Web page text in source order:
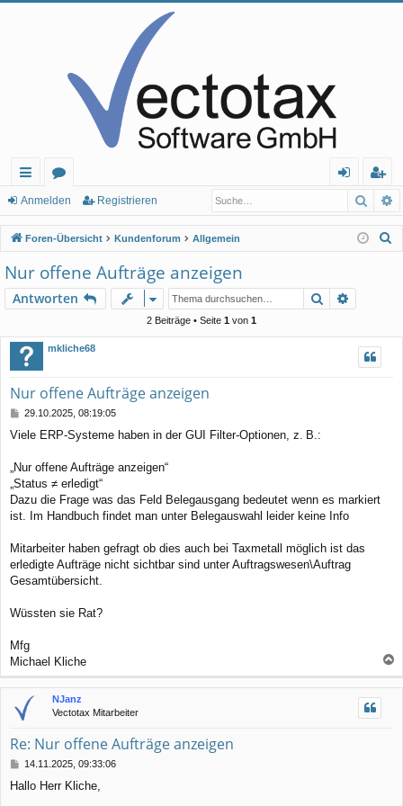
ch
ne
llz
ug
rif
f
or
en
m
el
n
eg
ist
rie
Anmelden Registrieren
Foren-Übersicht Kundenforum Allgemein
Nur offene Aufträge anzeigen
Antworten Suche
2 Beiträge • Seite 1 von 1
mkliche68
Nur offene Aufträge anzeigen
B
i
r
a
29.10.2025, 08:19:05
Viele ERP-Systeme haben in der GUI Filter-Optionen, z. B.:
„Nur offene Aufträge anzeigen“
„Status ≠ erledigt“
Dazu die Frage was das Feld Belegausgang bedeutet wenn es markiert
ist. Im Handbuch findet man unter Belegauswahl leider keine Info
Mitarbeiter haben gefragt ob dies auch bei Taxmetall möglich ist das
erledigte Aufträge nicht sichtbar sind unter Auftragswesen\Auftrag
Gesamtübersicht.
Wüssten sie Rat?
Mfg
Michael Kliche
a
c
NJanz
Vectotax Mitarbeiter
Re: Nur offene Aufträge anzeigen
B
i
14.11.2025, 09:33:06
Hallo Herr Kliche,